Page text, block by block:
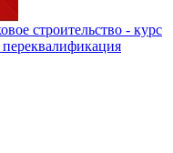
строительство - курс